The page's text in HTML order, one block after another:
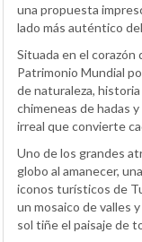
una propuesta
lado más auténtico
Situada en el corazón
Patrimonio Mundial
de naturaleza,
chimeneas de hadas
irreal que convierte
Uno de los grandes
globo al amanecer,
iconos turísticos de
un mosaico de valles
sol tiñe el paisaje de